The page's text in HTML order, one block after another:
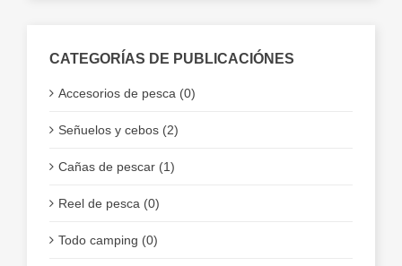
CATEGORÍAS DE PUBLICACIÓNES
Accesorios de pesca (0)
Señuelos y cebos (2)
Cañas de pescar (1)
Reel de pesca (0)
Todo camping (0)